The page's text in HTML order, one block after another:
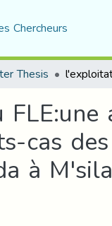
Chercheurs
Thesis
cas
à M'sila